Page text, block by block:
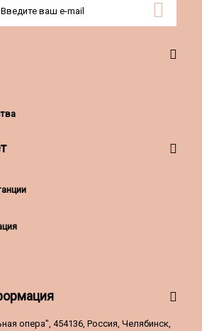
опера", 454136, Россия, Челябинск,